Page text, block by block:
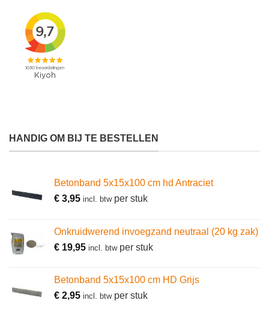
HANDIG OM BIJ TE BESTELLEN
Betonband 5x15x100 cm hd Antraciet
€ 3,95 incl. btwper stuk
Onkruidwerend invoegzand neutraal (20 kg zak)
€ 19,95 incl. btwper stuk
Betonband 5x15x100 cm HD Grijs
€ 2,95 incl. btwper stuk